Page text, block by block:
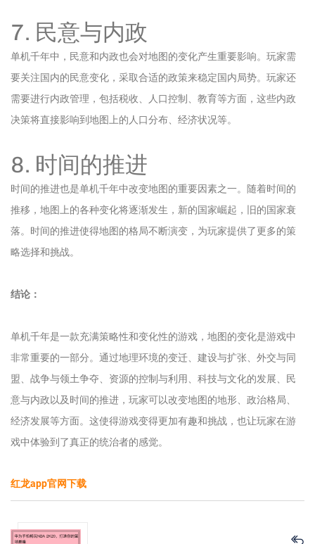
7. 民意与内政
单机千年中，民意和内政也会对地图的变化产生重要影响。玩家需
要关注国内的民意变化，采取合适的政策来稳定国内局势。玩家还
需要进行内政管理，包括税收、人口控制、教育等方面，这些内政
决策将直接影响到地图上的人口分布、经济状况等。
8. 时间的推进
时间的推进也是单机千年中改变地图的重要因素之一。随着时间的
推移，地图上的各种变化将逐渐发生，新的国家崛起，旧的国家衰
落。时间的推进使得地图的格局不断演变，为玩家提供了更多的策
略选择和挑战。
结论：
单机千年是一款充满策略性和变化性的游戏，地图的变化是游戏中
非常重要的一部分。通过地理环境的变迁、建设与扩张、外交与同
盟、战争与领土争夺、资源的控制与利用、科技与文化的发展、民
意与内政以及时间的推进，玩家可以改变地图的地形、政治格局、
经济发展等方面。这使得游戏变得更加有趣和挑战，也让玩家在游
戏中体验到了真正的统治者的感觉。
红龙app官网下载